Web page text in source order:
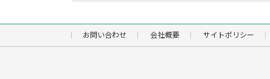
お問い合わせ 会社概要 サイトポリシー